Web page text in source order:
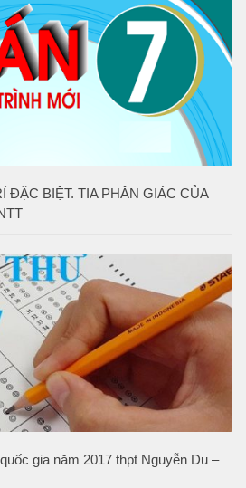
ĐẶC BIỆT. TIA PHÂN GIÁC CỦA
gia năm 2017 thpt Nguyễn Du –